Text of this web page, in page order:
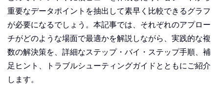
重要なデータポイントを抽出して素早く比較できるグラフ
が必要になるでしょう。本記事では、それぞれのアプロー
チがどのような場面で最適かを解説しながら、実践的な複
数の解決策を、詳細なステップ・バイ・ステップ手順、補
足ヒント、トラブルシューティングガイドとともにご紹介
します。